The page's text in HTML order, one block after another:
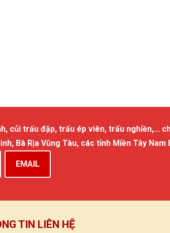
củi trấu đập, trấu ép viên, trấu nghiền,...
Bà Rịa Vũng Tàu, các tỉnh Miền Tây Nam
EMAIL
TIN LIÊN HỆ